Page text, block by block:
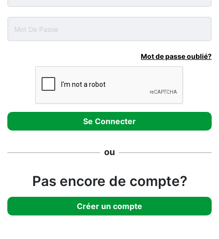
Mot de passe oublié?
ou
Pas encore de compte?
Créer un compte